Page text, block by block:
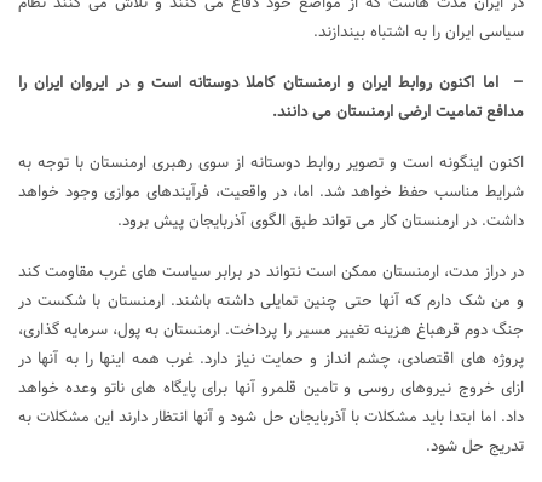
سیاسی ایران را به اشتباه بیندازند.
– اما اکنون روابط ایران و ارمنستان کاملا دوستانه است و در ایروان ایران را
مدافع تمامیت ارضی ارمنستان می دانند.
اکنون اینگونه است و تصویر روابط دوستانه از سوی رهبری ارمنستان با توجه به
شرایط مناسب حفظ خواهد شد. اما، در واقعیت، فرآیندهای موازی وجود خواهد
داشت. در ارمنستان کار می تواند طبق الگوی آذربایجان پیش برود.
در دراز مدت، ارمنستان ممکن است نتواند در برابر سیاست های غرب مقاومت کند
و من شک دارم که آنها حتی چنین تمایلی داشته باشند. ارمنستان با شکست در
جنگ دوم قرهباغ هزینه تغییر مسیر را پرداخت. ارمنستان به پول، سرمایه گذاری،
پروژه های اقتصادی، چشم انداز و حمایت نیاز دارد. غرب همه اینها را به آنها در
ازای خروج نیروهای روسی و تامین قلمرو آنها برای پایگاه های ناتو وعده خواهد
داد. اما ابتدا باید مشکلات با آذربایجان حل شود و آنها انتظار دارند این مشکلات به
تدریج حل شود.